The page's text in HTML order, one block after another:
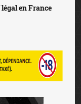
en France